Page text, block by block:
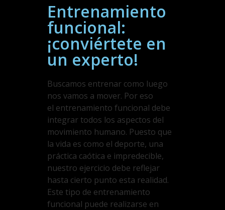
Entrenamiento
funcional:
¡conviértete en
un experto!
Buscamos entrenar como luego
nos vamos a mover. Por eso
el entrenamiento funcional debe
integrar todos los aspectos del
movimiento humano. Puesto que
la vida es como el deporte, una
práctica caótica e impredecible,
nuestro ejercicio debe reflejar
hasta cierto punto esta realidad.
Este tipo de entrenamiento
funcional puede realizarse en